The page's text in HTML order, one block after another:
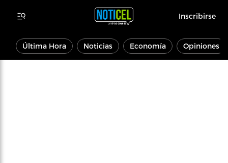
Inscribirse
Última Hora Noticias Economía Opiniones